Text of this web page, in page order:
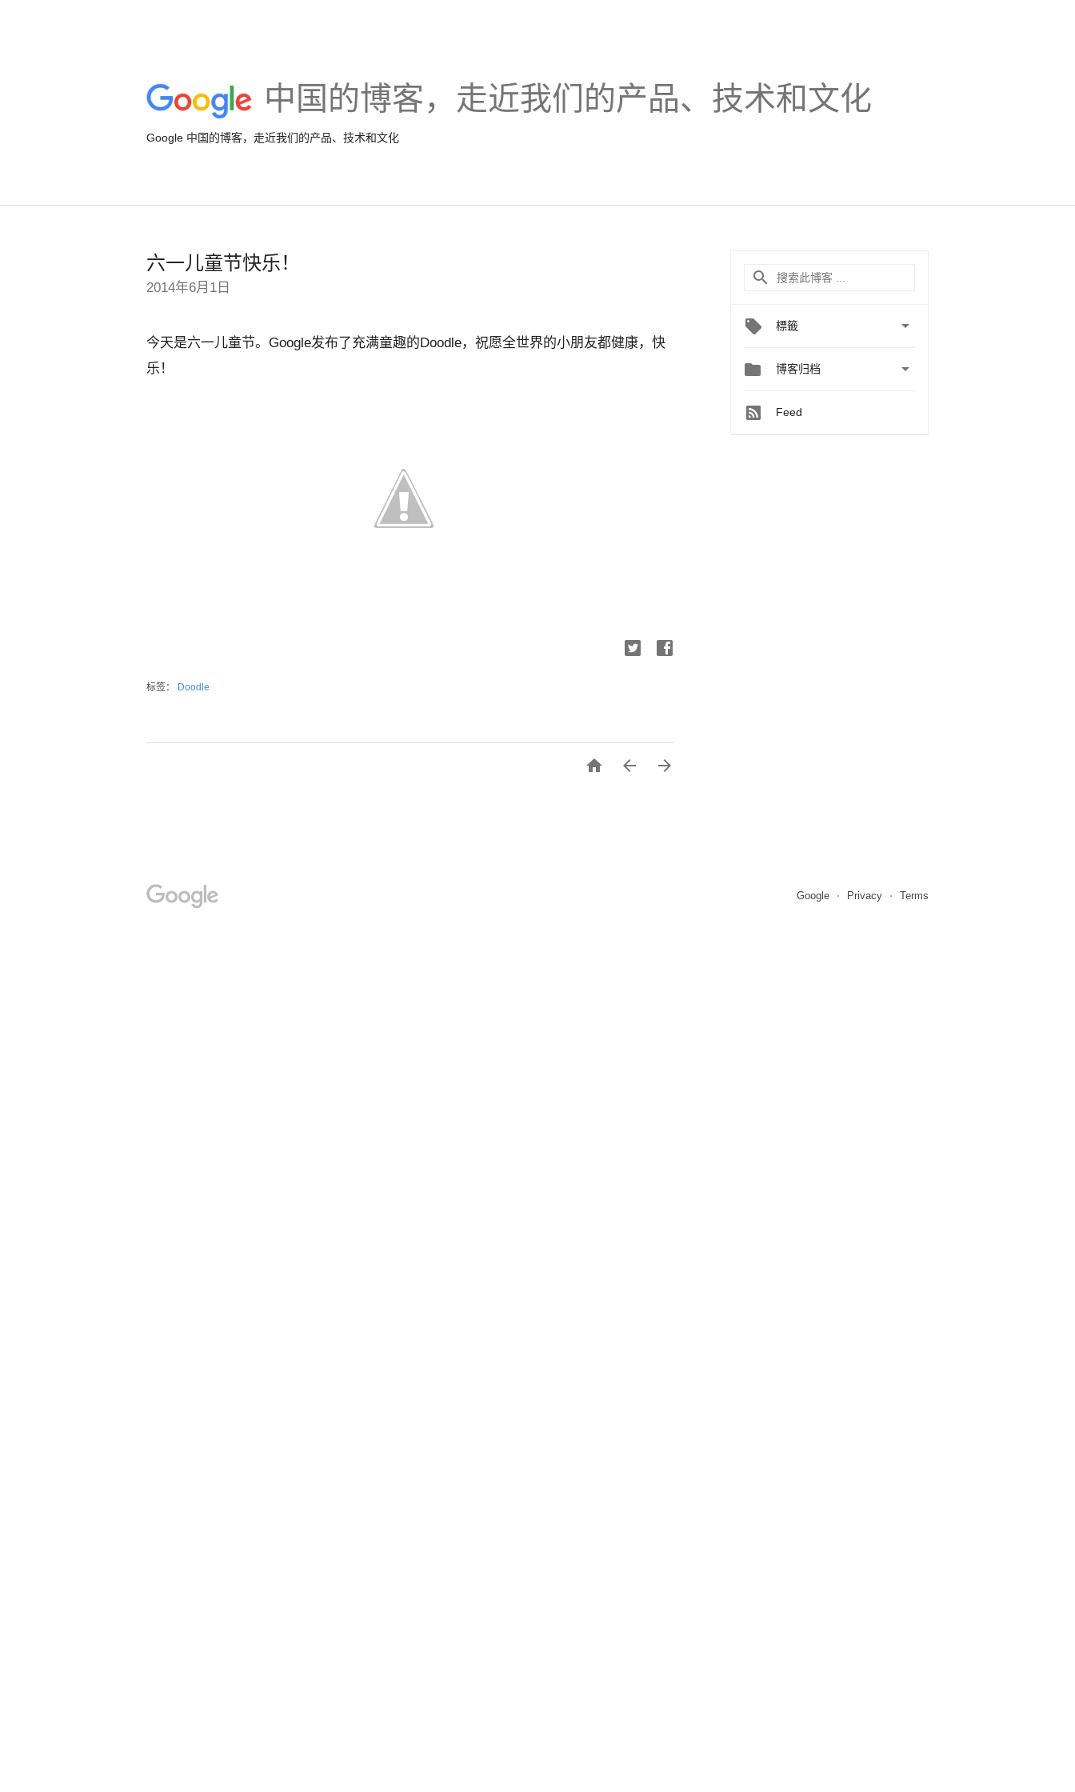
中国的博客，走近我们的产品、技术和文化
Google 中国的博客，走近我们的产品、技术和文化
六一儿童节快乐！
2014年6月1日
今天是六一儿童节。Google发布了充满童趣的Doodle，祝愿全世界的小朋友都健康，快
乐！
标签： Doodle
  
標籤 
 博客归档 
Feed
Google Privacy Terms